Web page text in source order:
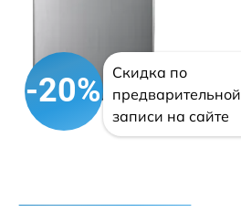
-20%
Скидка по
предварительной
записи на сайте